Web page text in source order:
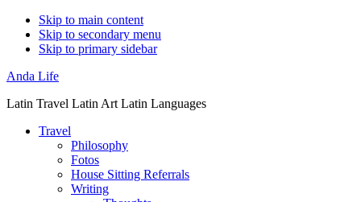
Skip to main content
Skip to secondary menu
Skip to primary sidebar
Anda Life
Latin Travel Latin Art Latin Languages
Travel
Philosophy
Fotos
House Sitting Referrals
Writing